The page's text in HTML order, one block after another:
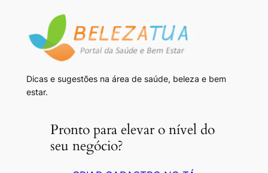
Dicas e sugestões na área de saúde, beleza e bem
estar.
Pronto para elevar o nível do
seu negócio?